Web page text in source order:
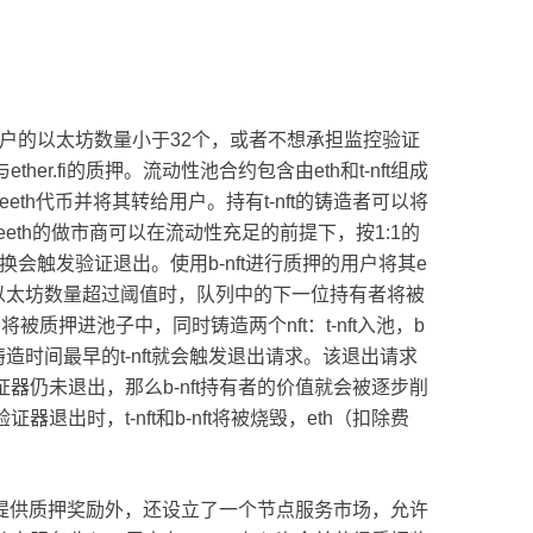
的以太坊数量小于32个，或者不想承担监控验证
的质押。流动性池合约包含由eth和t-nft组成
代币并将其转给用户。持有t-nft的铸造者可以将
的做市商可以在流动性充足的前提下，按1:1的
会触发验证退出。使用b-nft进行质押的用户将其e
坊数量超过阈值时，队列中的下一位持有者将被
被质押进池子中，同时铸造两个nft：t-nft入池，b
时间最早的t-nft就会触发退出请求。该退出请求
仍未退出，那么b-nft持有者的价值就会被逐步削
器退出时，t-nft和b-nft将被烧毁，eth（扣除费
质押奖励外，还设立了一个节点服务市场，允许